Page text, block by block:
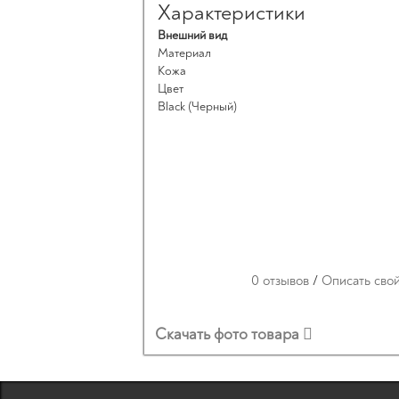
Характеристики
Внешний вид
Материал
Кожа
Цвет
Black (Черный)
0 отзывов / Описать
Скачать фото товара